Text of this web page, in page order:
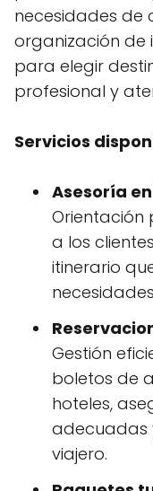
necesidades de
organización de
para elegir
profesional y
Servicios
Asesoría
a los
itinerario
Gestión
boletos de
hoteles,
adecuadas
viajero.